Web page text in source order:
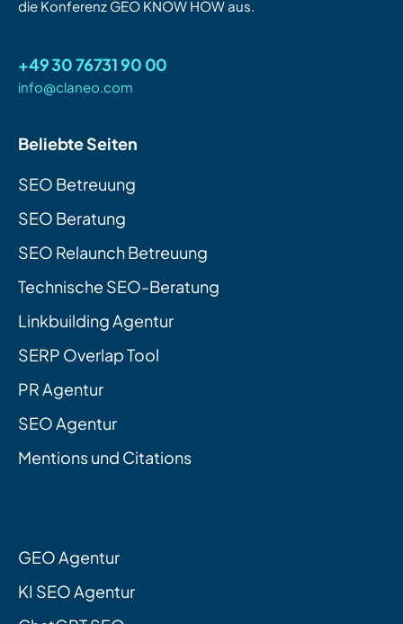
die Konferenz GEO KNOW HOW aus.
+49 30 76731 90 00
info@claneo.com
Beliebte Seiten
SEO Betreuung
SEO Beratung
SEO Relaunch Betreuung
Technische SEO-Beratung
Linkbuilding Agentur
SERP Overlap Tool
PR Agentur
SEO Agentur
Mentions und Citations
GEO Agentur
KI SEO Agentur